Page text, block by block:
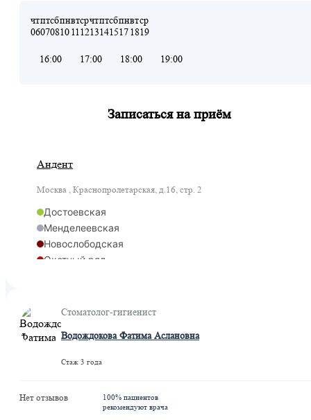
чт
06
пт
07
сб
08
пн
10
вт
11
ср
12
чт
13
пт
14
сб
15
пн
17
вт
18
ср
19
16:00 17:00 18:00 19:00
Записаться на приём
Андент
Москва , Краснопролетарская, д.16, стр. 2
Достоевская
Менделеевская
Новослободская
Охотный ряд
Савеловская
Савеловская
Савёловская
Стоматолог-гигиенист
Водождокова Фатима Аслановна
Стаж 3 года
Нет отзывов
100% пациентов
рекомендуют врача